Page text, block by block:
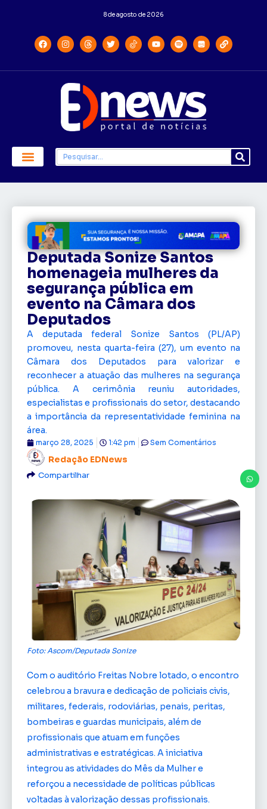
8 de agosto de 2026
Deputada Sonize Santos
homenageia mulheres da
segurança pública em
evento na Câmara dos
Deputados
A deputada federal Sonize Santos (PL/AP)
promoveu, nesta quarta-feira (27), um evento na
Câmara dos Deputados para valorizar e
reconhecer a atuação das mulheres na segurança
pública. A cerimônia reuniu autoridades,
especialistas e profissionais do setor, destacando
a importância da representatividade feminina na
área.
Redação EDNews
março 28, 2025 1:42 pm Sem Comentários
Compartilhar
Foto: Ascom/Deputada Sonize
Com o auditório Freitas Nobre lotado, o encontro
celebrou a bravura e dedicação de policiais civis,
militares, federais, rodoviárias, penais, peritas,
bombeiras e guardas municipais, além de
profissionais que atuam em funções
administrativas e estratégicas. A iniciativa
integrou as atividades do Mês da Mulher e
reforçou a necessidade de políticas públicas
voltadas à valorização dessas profissionais.